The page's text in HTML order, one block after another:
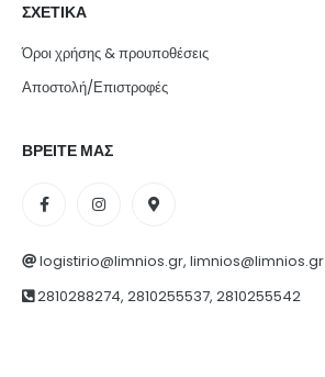
ΣΧΕΤΙΚΑ
Όροι χρήσης & προυποθέσεις
Αποστολή/Επιστροφές
ΒΡΕΙΤΕ ΜΑΣ
logistirio@limnios.gr, limnios@limnios.gr
2810288274, 2810255537, 2810255542